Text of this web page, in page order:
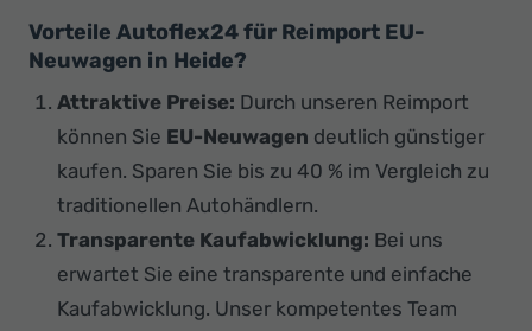
Vorteile Autoflex24 für Reimport EU-
Neuwagen in Heide?
Attraktive Preise: Durch unseren Reimport
können Sie EU-Neuwagen deutlich günstiger
kaufen. Sparen Sie bis zu 40 % im Vergleich zu
traditionellen Autohändlern.
Transparente Kaufabwicklung: Bei uns
erwartet Sie eine transparente und einfache
Kaufabwicklung. Unser kompetentes Team